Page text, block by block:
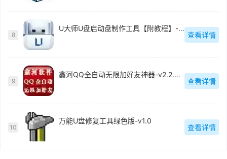
8
U大师U盘启动盘制作工具【附教程】-v【】
查看详情
9
鑫河QQ全自动无限加好友神器-v2.2.3.6
查看详情
10
万能U盘修复工具绿色版-v1.0
查看详情